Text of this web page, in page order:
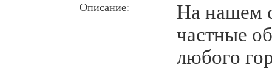
Описание:
На нашем
частные
любого